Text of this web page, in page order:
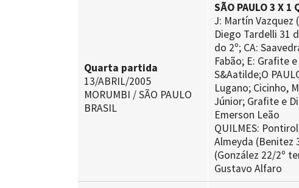
Quarta partida
13/ABRIL/2005
MORUMBI / SÃO PAULO
BRASIL
SÃO PAULO 3 X 1
J: Martín Vazquez
Diego Tardelli 31
do 2º; CA:
Fabão; E: Grafite
S&Aatilde;O
Lugano; Cicinho,
Júnior; Grafite e
Emerson Leão
QUILMES:
Almeyda (Benitez
(González 22/2º
Gustavo Alfaro